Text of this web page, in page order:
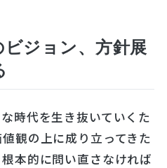
ビジョン、方針展
時代を生き抜いていくた
観の上に成り立ってきた
本的に問い直さなければ